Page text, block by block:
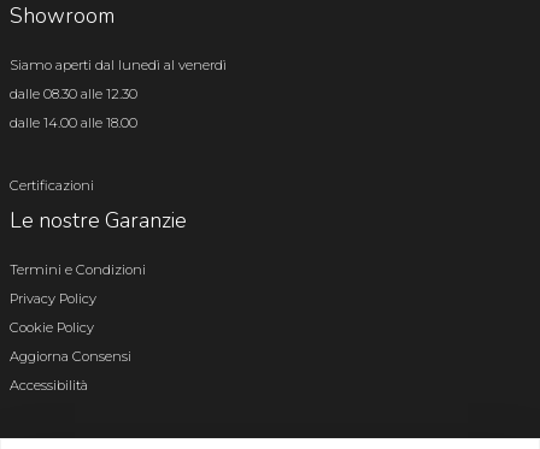
Showroom
Siamo aperti dal lunedì al venerdì
dalle 08.30 alle 12.30
dalle 14.00 alle 18.00
Certificazioni
Le nostre Garanzie
Termini e Condizioni
Privacy Policy
Cookie Policy
Aggiorna Consensi
Accessibilità